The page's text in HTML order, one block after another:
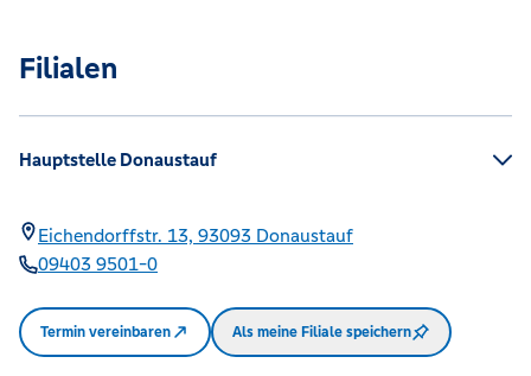
Filialen
Hauptstelle Donaustauf
Eichendorffstr. 13, 93093 Donaustauf
09403 9501-0
Termin vereinbaren Als meine Filiale speichern